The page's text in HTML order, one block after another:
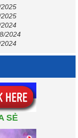
2024
SẺ